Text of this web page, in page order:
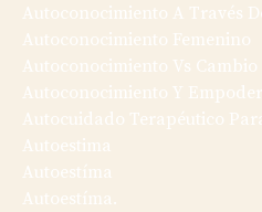
Autoconocimiento A Través
Autoconocimiento Femenino
Autoconocimiento Vs Cambio
Autoconocimiento Y
Autocuidado Terapéutico
Autoestima
Autoestíma
Autoestíma.